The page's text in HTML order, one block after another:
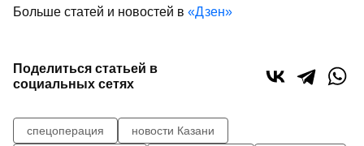
Больше статей и новостей в «Дзен»
Поделиться статьей в
социальных сетях
спецоперация
новости Казани